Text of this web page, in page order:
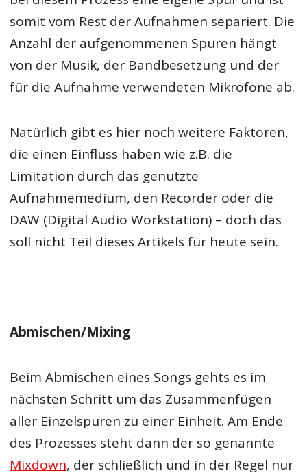
somit vom Rest der Aufnahmen separiert. Die
Anzahl der aufgenommenen Spuren hängt
von der Musik, der Bandbesetzung und der
für die Aufnahme verwendeten Mikrofone ab.
Natürlich gibt es hier noch weitere Faktoren,
die einen Einfluss haben wie z.B. die
Limitation durch das genutzte
Aufnahmemedium, den Recorder oder die
DAW (Digital Audio Workstation) – doch das
soll nicht Teil dieses Artikels für heute sein.
Abmischen/Mixing
Beim Abmischen eines Songs gehts es im
nächsten Schritt um das Zusammenfügen
aller Einzelspuren zu einer Einheit. Am Ende
des Prozesses steht dann der so genannte
Mixdown, der schließlich und in der Regel nur